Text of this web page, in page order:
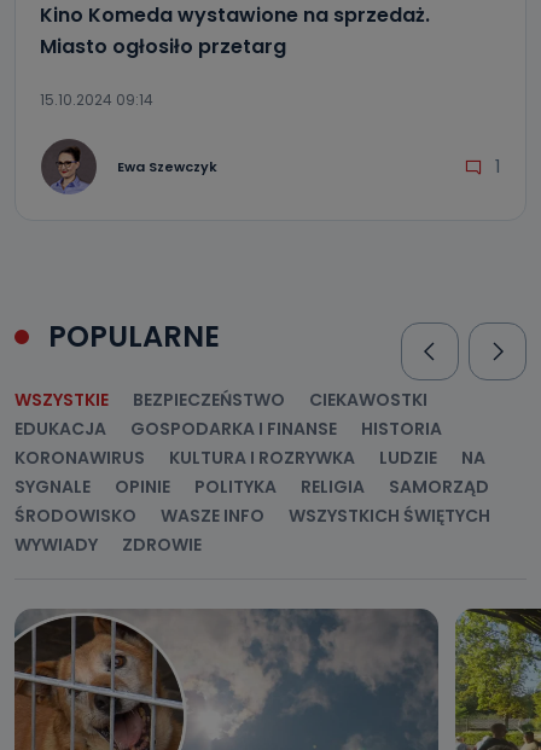
Kino Komeda wystawione na sprzedaż.
Miasto ogłosiło przetarg
15.10.2024 09:14
Ewa Szewczyk 1
POPULARNE
WSZYSTKIE BEZPIECZEŃSTWO
CIEKAWOSTKI
EDUKACJA
GOSPODARKA I FINANSE
HISTORIA
KORONAWIRUS
KULTURA I ROZRYWKA LUDZIE
NA
SYGNALE
OPINIE POLITYKA RELIGIA
SAMORZĄD
ŚRODOWISKO
WASZE INFO
WSZYSTKICH ŚWIĘTYCH
WYWIADY
ZDROWIE